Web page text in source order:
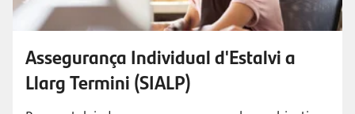
Assegurança Individual d'Estalvi a
Llarg Termini (SIALP)